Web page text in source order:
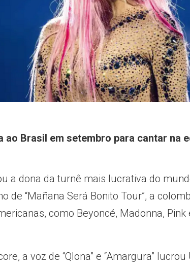
ao Brasil em setembro para cantar na
a dona da turnê mais lucrativa do
de “Mañana Será Bonito Tour”, a
como Beyoncé, Madonna, Pink
a voz de “Qlona” e “Amargura”